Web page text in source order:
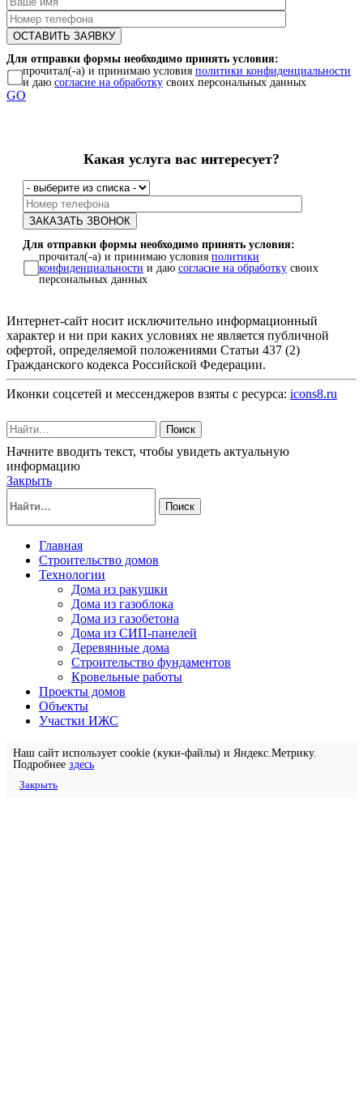
Для отправки формы необходимо принять условия:
прочитал(-а) и принимаю условия политики конфиденциальности
и даю согласие на обработку своих персональных данных
GO
Какая услуга вас интересует?
Для отправки формы необходимо принять условия:
прочитал(-а) и принимаю условия политики
конфиденциальности и даю согласие на обработку своих
персональных данных
Интернет-сайт носит исключительно информационный
характер и ни при каких условиях не является публичной
офертой, определяемой положениями Статьи 437 (2)
Гражданского кодекса Российской Федерации.
Иконки соцсетей и мессенджеров взяты с ресурса: icons8.ru
Поиск
Начните вводить текст, чтобы увидеть актуальную
информацию
Закрыть
Поиск
Главная
Строительство домов
Технологии
Дома из ракушки
Дома из газоблока
Дома из газобетона
Дома из СИП-панелей
Деревянные дома
Строительство фундаментов
Кровельные работы
Проекты домов
Объекты
Участки ИЖС
Наш сайт использует cookie (куки-файлы) и Яндекс.Метрику.
Подробнее здесь
Закрыть